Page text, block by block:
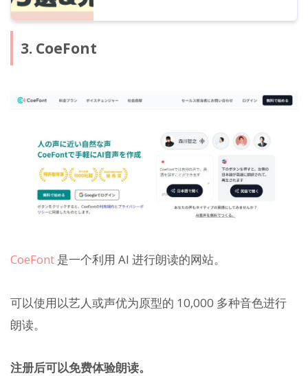
3. CoeFont
CoeFont 是一个利用 AI 进行朗读的网站。
可以使用以艺人或声优为原型的 10,000 多种音色进行
朗读。
注册后可以免费体验朗读。